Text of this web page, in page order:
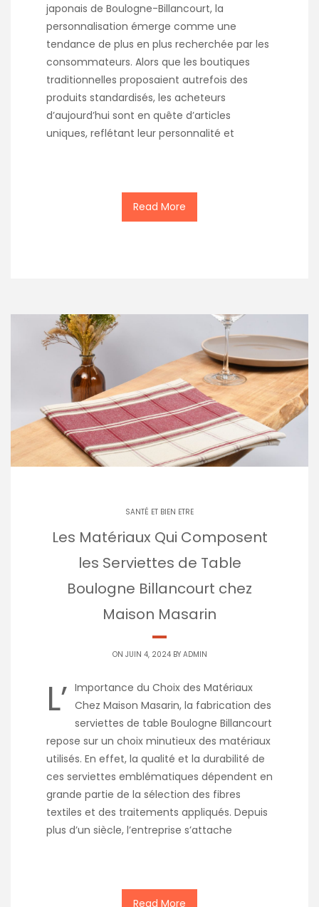
japonais de Boulogne-Billancourt, la
personnalisation émerge comme une
tendance de plus en plus recherchée par les
consommateurs. Alors que les boutiques
traditionnelles proposaient autrefois des
produits standardisés, les acheteurs
d’aujourd’hui sont en quête d’articles
uniques, reflétant leur personnalité et
Read More
SANTÉ ET BIEN ETRE
Les Matériaux Qui Composent
les Serviettes de Table
Boulogne Billancourt chez
Maison Masarin
ON JUIN 4, 2024 BY ADMIN
L’ Importance du Choix des Matériaux
Chez Maison Masarin, la fabrication des
serviettes de table Boulogne Billancourt
repose sur un choix minutieux des matériaux
utilisés. En effet, la qualité et la durabilité de
ces serviettes emblématiques dépendent en
grande partie de la sélection des fibres
textiles et des traitements appliqués. Depuis
plus d’un siècle, l’entreprise s’attache
Read More